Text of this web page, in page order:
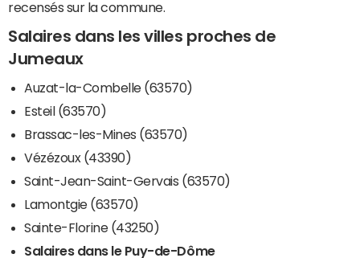
recensés sur la commune.
Salaires dans les villes proches de
Jumeaux
Auzat-la-Combelle (63570)
Esteil (63570)
Brassac-les-Mines (63570)
Vézézoux (43390)
Saint-Jean-Saint-Gervais (63570)
Lamontgie (63570)
Sainte-Florine (43250)
Salaires dans le Puy-de-Dôme